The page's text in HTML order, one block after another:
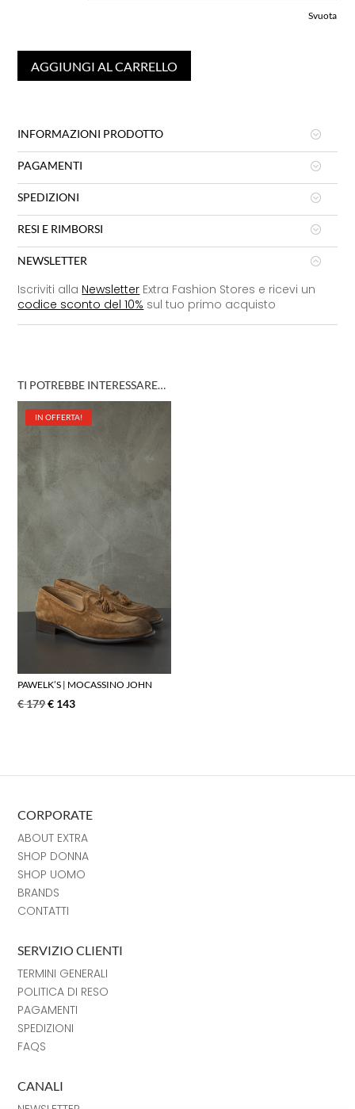
Svuota
AGGIUNGI AL CARRELLO
INFORMAZIONI PRODOTTO
PAGAMENTI
SPEDIZIONI
RESI E RIMBORSI
NEWSLETTER
Iscriviti alla Newsletter Extra Fashion Stores e ricevi un
codice sconto del 10% sul tuo primo acquisto
TI POTREBBE INTERESSARE…
IN OFFERTA!
PAWELK’S | MOCASSINO JOHN
€179€ 143
CORPORATE
ABOUT EXTRA
SHOP DONNA
SHOP UOMO
BRANDS
CONTATTI
SERVIZIO CLIENTI
TERMINI GENERALI
POLITICA DI RESO
PAGAMENTI
SPEDIZIONI
FAQS
CANALI